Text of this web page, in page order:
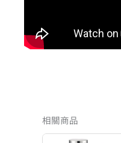
相關商品